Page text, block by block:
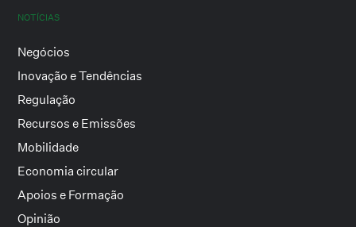
NOTÍCIAS
Negócios
Inovação e Tendências
Regulação
Recursos e Emissões
Mobilidade
Economia circular
Apoios e Formação
Opinião